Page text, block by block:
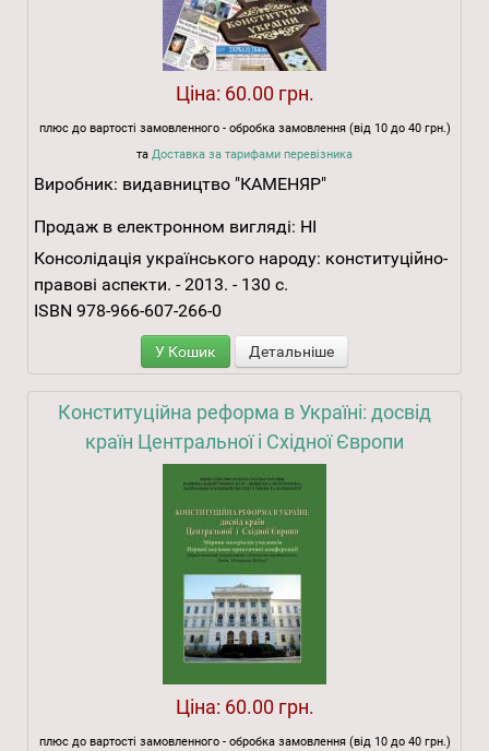
Ціна: 60.00 грн.
плюс до вартості замовленного - обробка замовлення (від 10 до 40 грн.)
та Доставка за тарифами перевізника
Виробник: видавництво "КАМЕНЯР"
Продаж в електронном вигляді: НІ
Консолідація українського народу: конституційно-
правові аспекти. - 2013. - 130 с.
ISBN 978-966-607-266-0
У Кошик Детальніше
Конституційна реформа в Україні: досвід
країн Центральної і Східної Європи
Ціна: 60.00 грн.
плюс до вартості замовленного - обробка замовлення (від 10 до 40 грн.)